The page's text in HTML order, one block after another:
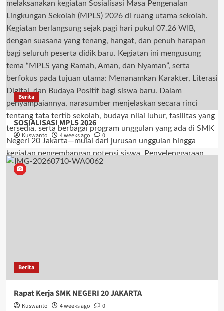
Berita
SOSIALISASI MPLS 2026
Kuswanto 4 weeks ago 0
Berita
Rapat Kerja SMK NEGERI 20 JAKARTA
Kuswanto 4 weeks ago 0